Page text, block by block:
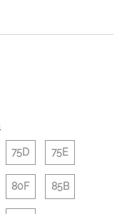
75D 75E
80F 85B